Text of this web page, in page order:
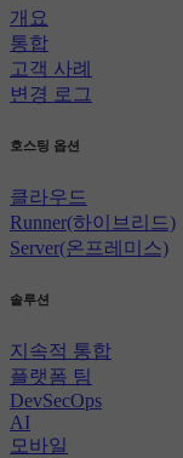
개요
통합
고객 사례
변경 로그
호스팅 옵션
클라우드
Runner(하이브리드)
Server(온프레미스)
솔루션
지속적 통합
플랫폼 팀
DevSecOps
AI
모바일